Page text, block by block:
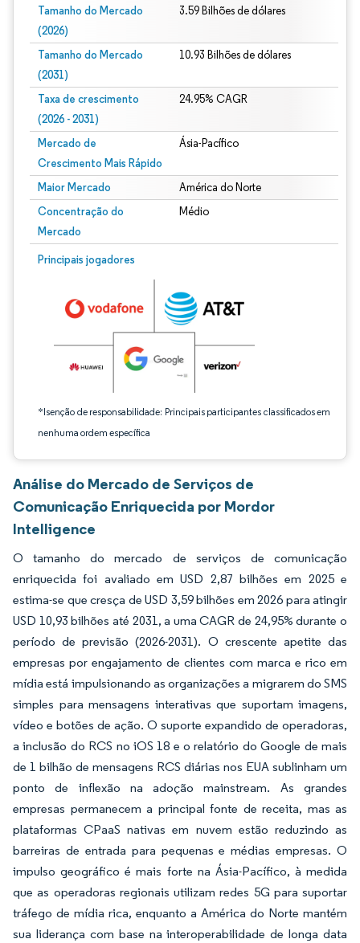
Tamanho do Mercado
(2026)
3.59 Bilhões de dólares
Tamanho do Mercado
(2031)
10.93 Bilhões de dólares
Taxa de crescimento
(2026 - 2031)
24.95% CAGR
Mercado de
Crescimento Mais Rápido
Ásia-Pacífico
Maior Mercado América do Norte
Concentração do
Mercado
Médio
Principais jogadores
*Isenção de responsabilidade: Principais participantes classificados em
nenhuma ordem específica
Imagem © Mordor Intelligence. O reuso requer atribuição conforme CC BY 4.0.
Análise do Mercado de Serviços de
Comunicação Enriquecida por Mordor
Intelligence
O tamanho do mercado de serviços de comunicação
enriquecida foi avaliado em USD 2,87 bilhões em 2025 e
estima-se que cresça de USD 3,59 bilhões em 2026 para atingir
USD 10,93 bilhões até 2031, a uma CAGR de 24,95% durante o
período de previsão (2026-2031). O crescente apetite das
empresas por engajamento de clientes com marca e rico em
mídia está impulsionando as organizações a migrarem do SMS
simples para mensagens interativas que suportam imagens,
vídeo e botões de ação. O suporte expandido de operadoras,
a inclusão do RCS no iOS 18 e o relatório do Google de mais
de 1 bilhão de mensagens RCS diárias nos EUA sublinham um
ponto de inflexão na adoção mainstream. As grandes
empresas permanecem a principal fonte de receita, mas as
plataformas CPaaS nativas em nuvem estão reduzindo as
barreiras de entrada para pequenas e médias empresas. O
impulso geográfico é mais forte na Ásia-Pacífico, à medida
que as operadoras regionais utilizam redes 5G para suportar
tráfego de mídia rica, enquanto a América do Norte mantém
sua liderança com base na interoperabilidade de longa data